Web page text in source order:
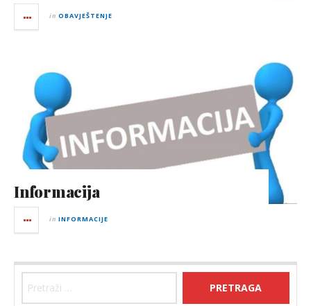
in OBAVJEŠTENJE
Informacija
in INFORMACIJE